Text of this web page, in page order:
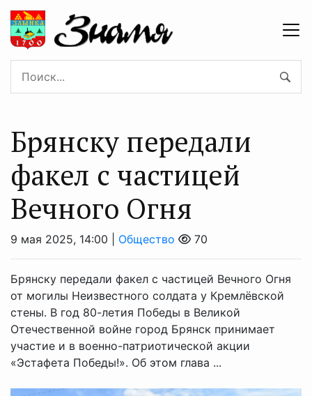
Брянску передали
факел с частицей
Вечного Огня
9 мая 2025, 14:00 | Общество 70
Брянску передали факел с частицей Вечного Огня
от могилы Неизвестного солдата у Кремлёвской
стены. В год 80-летия Победы в Великой
Отечественной войне город Брянск принимает
участие и в военно-патриотической акции
«Эстафета Победы!». Об этом глава ...